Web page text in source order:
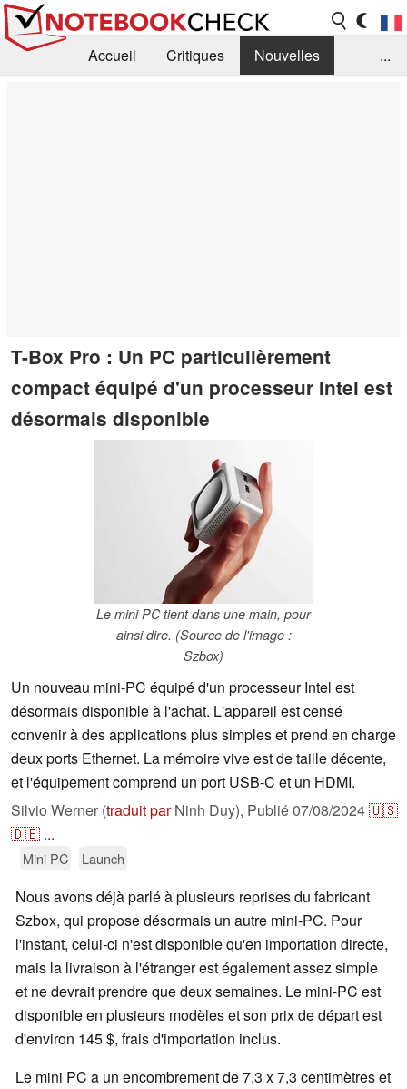
Accueil Critiques
Nouvelles
...
T-Box Pro : Un PC particulièrement
compact équipé d'un processeur Intel est
désormais disponible
Le mini PC tient dans une main, pour
ainsi dire. (Source de l'image :
Szbox)
Un nouveau mini-PC équipé d'un processeur Intel est
désormais disponible à l'achat. L'appareil est censé
convenir à des applications plus simples et prend en charge
deux ports Ethernet. La mémoire vive est de taille décente,
et l'équipement comprend un port USB-C et un HDMI.
Silvio Werner (traduit parNinh Duy), Publié07/08/2024🇺🇸
🇩🇪 ...
Mini PC Launch
Nous avons déjà parlé à plusieurs reprises du fabricant
Szbox, qui propose désormais un autre mini-PC. Pour
l'instant, celui-ci n'est disponible qu'en importation directe,
mais la livraison à l'étranger est également assez simple
et ne devrait prendre que deux semaines. Le mini-PC est
disponible en plusieurs modèles et son prix de départ est
d'environ 145 $, frais d'importation inclus.
Le mini PC a un encombrement de 7,3 x 7,3 centimètres et